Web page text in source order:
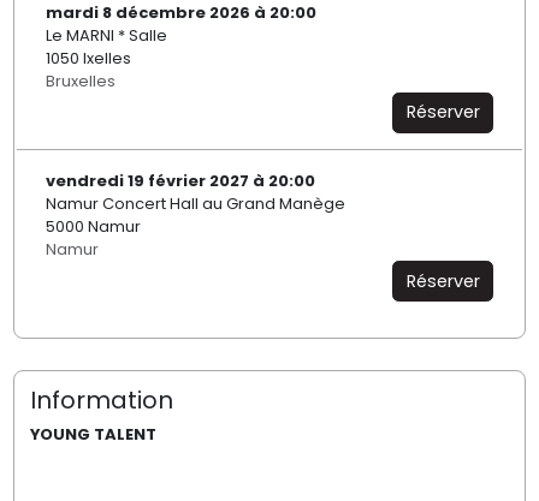
mardi 8 décembre 2026 à 20:00
Le MARNI * Salle
1050 Ixelles
Bruxelles
Réserver
vendredi 19 février 2027 à 20:00
Namur Concert Hall au Grand Manège
5000 Namur
Namur
Réserver
Information
YOUNG TALENT